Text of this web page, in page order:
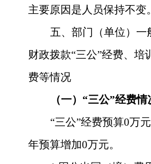
主要原因是 人员保持不变。
五、部门（单位）一
财政拨款“三公”经费、培
费等情况
（一） “三公”经费情
“三公”经费预算0万
年预算增加0万元。